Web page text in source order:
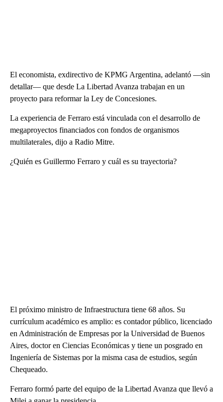
El economista, exdirectivo de KPMG Argentina, adelantó ―sin
detallar― que desde La Libertad Avanza trabajan en un
proyecto para reformar la Ley de Concesiones.
La experiencia de Ferraro está vinculada con el desarrollo de
megaproyectos financiados con fondos de organismos
multilaterales, dijo a Radio Mitre.
¿Quién es Guillermo Ferraro y cuál es su trayectoria?
El próximo ministro de Infraestructura tiene 68 años. Su
currículum académico es amplio: es contador público, licenciado
en Administración de Empresas por la Universidad de Buenos
Aires, doctor en Ciencias Económicas y tiene un posgrado en
Ingeniería de Sistemas por la misma casa de estudios, según
Chequeado.
Ferraro formó parte del equipo de la Libertad Avanza que llevó a